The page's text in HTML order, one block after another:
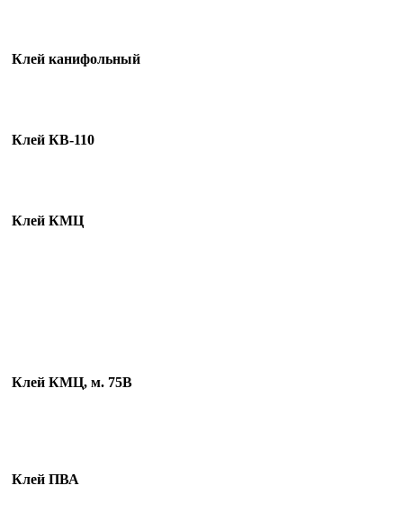
Клей канифольный
Клей КВ-110
Клей КМЦ
Клей КМЦ, м. 75В
Клей ПВА